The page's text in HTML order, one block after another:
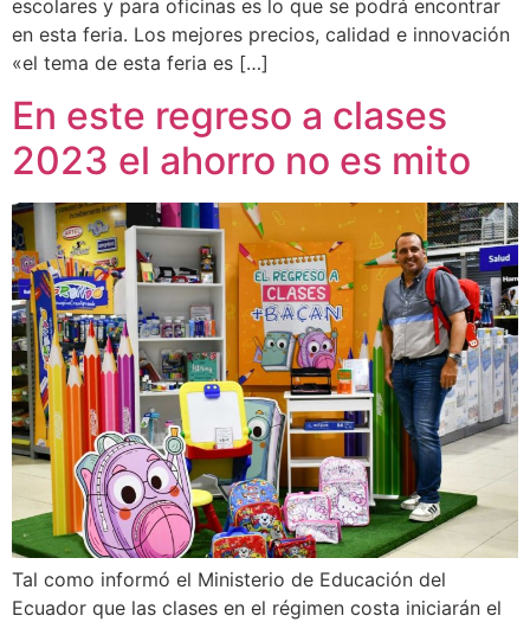
escolares y para oficinas es lo que se podrá encontrar
en esta feria. Los mejores precios, calidad e innovación
«el tema de esta feria es […]
En este regreso a clases
2023 el ahorro no es mito
Tal como informó el Ministerio de Educación del
Ecuador que las clases en el régimen costa iniciarán el